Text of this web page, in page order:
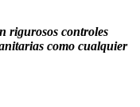
rigurosos controles
como cualquier